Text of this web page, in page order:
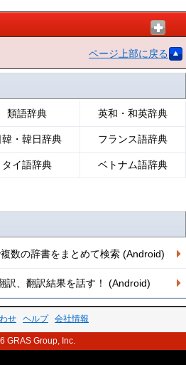
ページ上部に戻る
類語辞典 英和・和英辞典
韓・韓日辞典 フランス語辞典
タイ語辞典 ベトナム語辞典
数の辞書をまとめて検索 (Android)
訳、翻訳結果を話す！ (Android)
せ ヘルプ 会社情報
GRAS Group, Inc.